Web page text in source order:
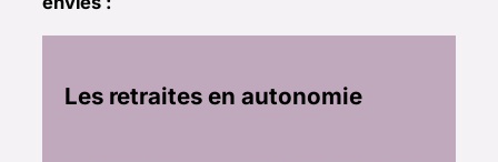
Les retraites en autonomie